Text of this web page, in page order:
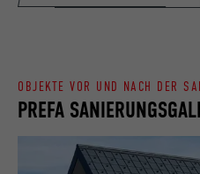
PREFA
OBJEKTE VOR UND NACH DER
Zweck
Zweck
Webseite ein
uns"-Fenster
Name bcookie